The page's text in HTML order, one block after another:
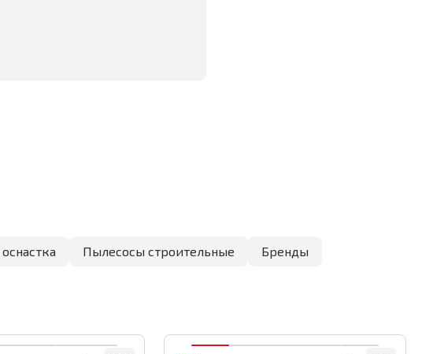
Пылесосы строительные Бренды